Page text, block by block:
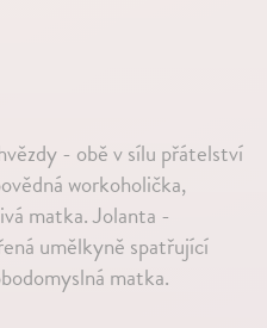
- obě v sílu přátelství
workoholička,
matka. Jolanta -
umělkyně spatřující
matka.